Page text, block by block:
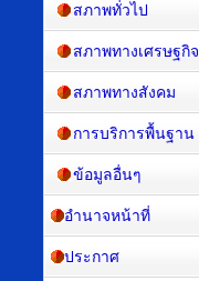
สภาพทั่วไป
สภาพทางเศรษฐกิจ
สภาพทางสังคม
การบริการพื้นฐาน
ข้อมูลอื่นๆ
อำนาจหน้าที่
ประกาศ